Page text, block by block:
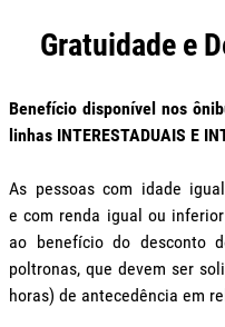
Gratuidade e
Benefício disponível nos
linhas INTERESTADUAIS E
As pessoas com idade
e com renda igual ou
ao benefício do desconto
poltronas, que devem ser
horas) de antecedência em